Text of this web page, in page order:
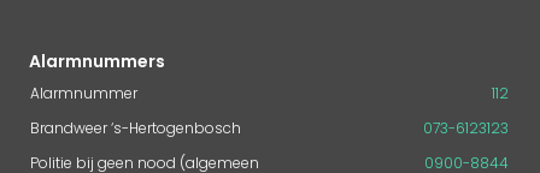
Alarmnummers
Alarmnummer
112
Brandweer ‘s-Hertogenbosch
073-6123123
Politie bij geen nood (algemeen
0900-8844